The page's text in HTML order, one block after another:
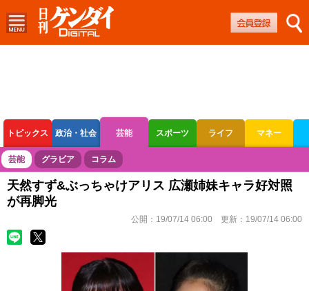
トピックス 政治・社会 芸能 スポーツ ライフ マネー
ボートレース 競輪 オートレース
芸能 グラビア コラム
天然すず&ぶっちゃけアリス 広瀬姉妹キャラ好対照
が再脚光
公開： 19/07/14 06:00 更新： 19/07/14 06:00